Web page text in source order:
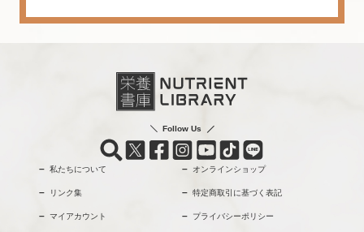
Follow Us
私たちについて オンラインショップ
リンク集 特定商取引に基づく表記
マイアカウント プライバシーポリシー